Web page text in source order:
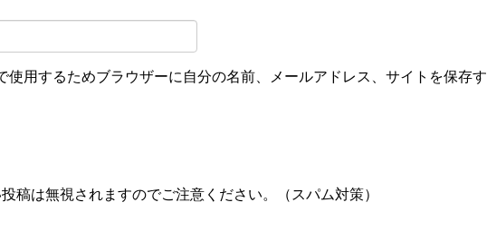
使用するためブラウザーに自分の名前、メールアドレス、サイトを保存す
稿は無視されますのでご注意ください。（スパム対策）